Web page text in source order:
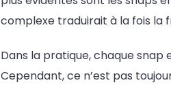
complexe traduirait à la fois la
Dans la pratique, chaque
Cependant, ce n’est pas